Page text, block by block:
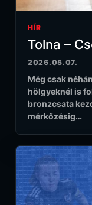
HÍR
Tolna –
2026.05.07.
Még csak
hölgyeknél is
bronzcsata
mérkőzésig…